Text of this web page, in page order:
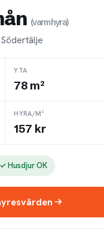
(varmhyra)
YTA
78 m²
HYRA/M²
157 kr
✓ Husdjur OK